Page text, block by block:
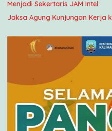
Menjadi Sekertaris JAM Intel
Jaksa Agung Kunjungan Kerja